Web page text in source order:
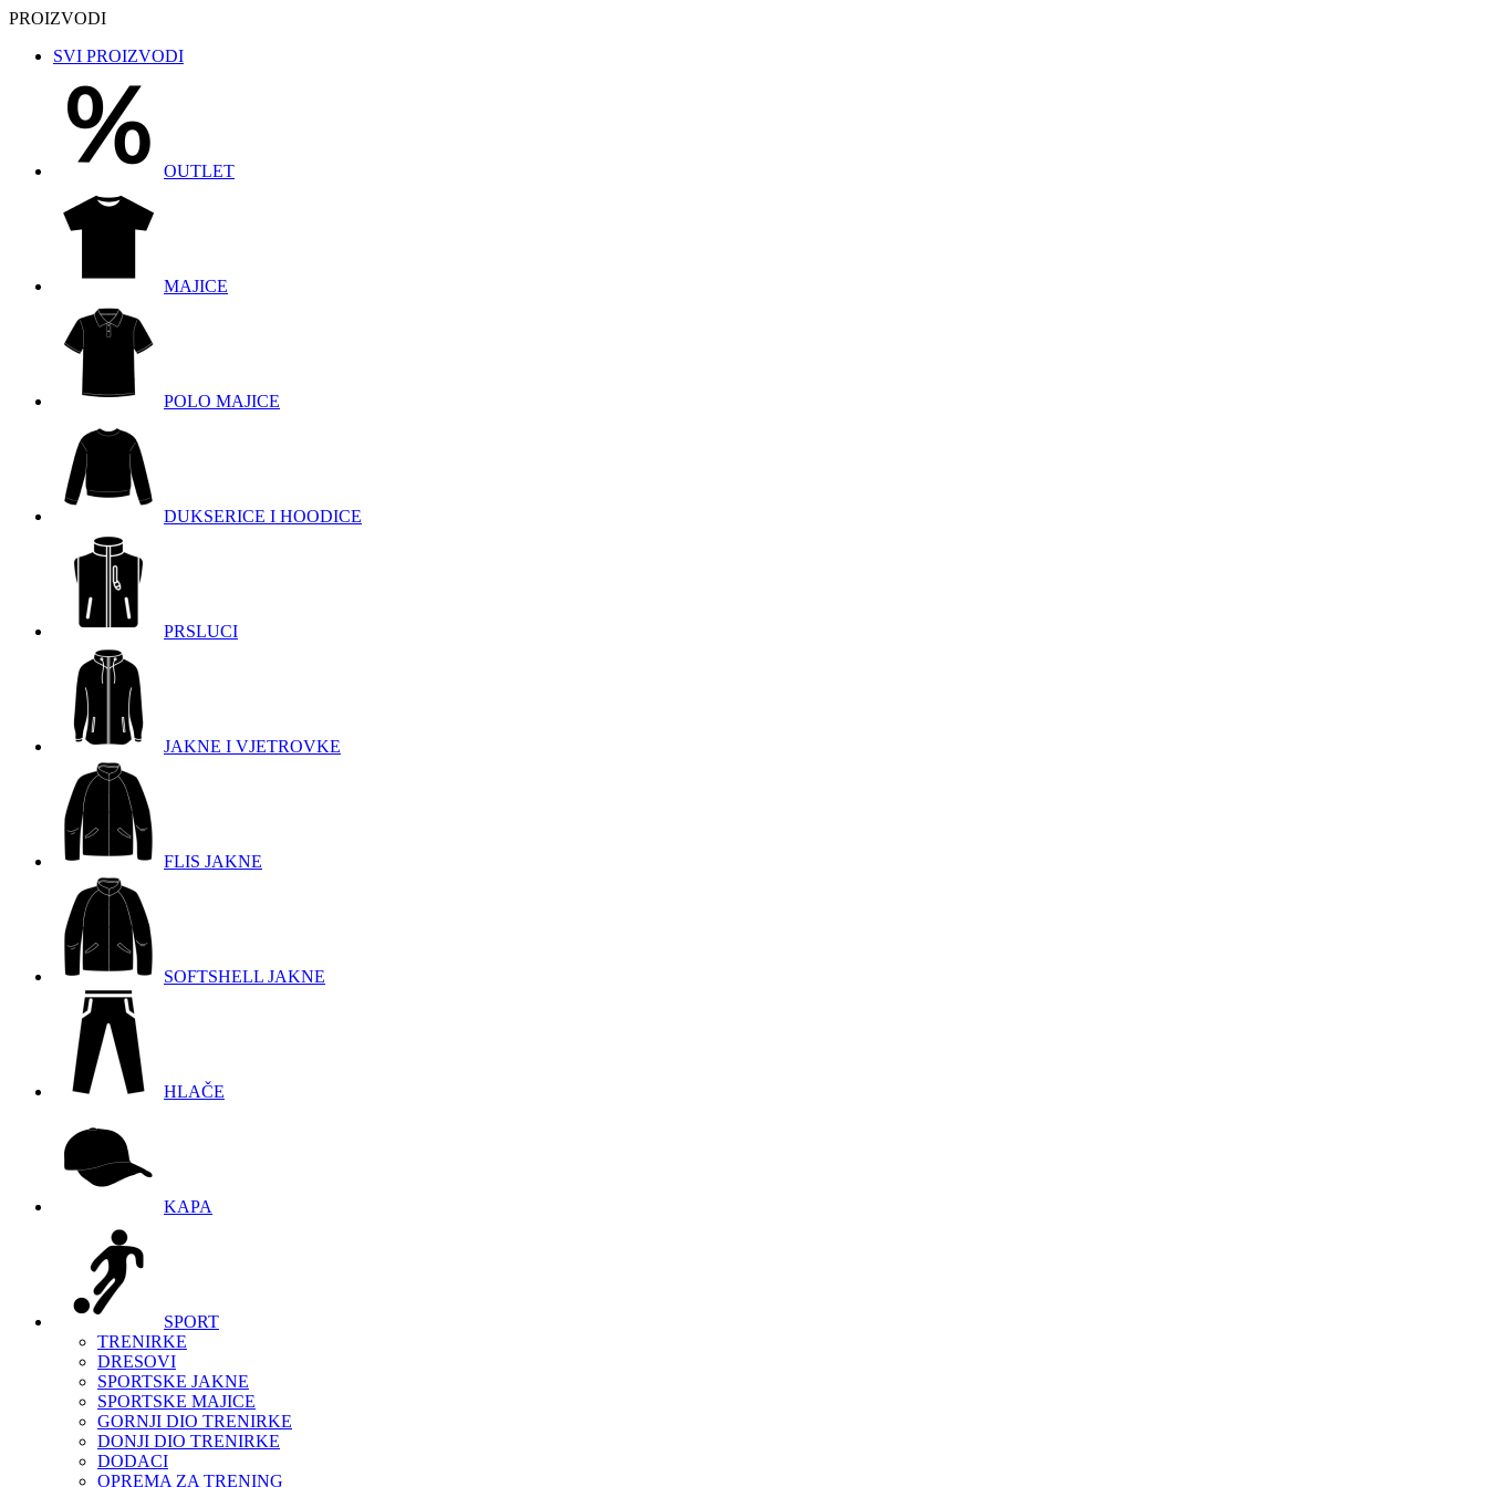
PROIZVODI
SVI PROIZVODI
OUTLET
MAJICE
POLO MAJICE
DUKSERICE I HOODICE
PRSLUCI
JAKNE I VJETROVKE
FLIS JAKNE
SOFTSHELL JAKNE
HLAČE
KAPA
SPORT
TRENIRKE
DRESOVI
SPORTSKE JAKNE
SPORTSKE MAJICE
GORNJI DIO TRENIRKE
DONJI DIO TRENIRKE
DODACI
OPREMA ZA TRENING